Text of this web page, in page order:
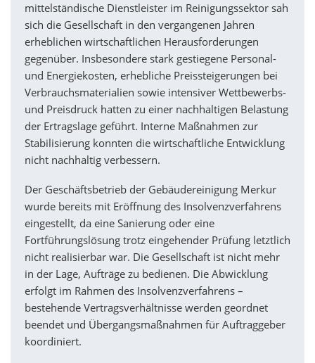
mittelständische Dienstleister im Reinigungssektor sah
sich die Gesellschaft in den vergangenen Jahren
erheblichen wirtschaftlichen Herausforderungen
gegenüber. Insbesondere stark gestiegene Personal-
und Energiekosten, erhebliche Preissteigerungen bei
Verbrauchsmaterialien sowie intensiver Wettbewerbs-
und Preisdruck hatten zu einer nachhaltigen Belastung
der Ertragslage geführt. Interne Maßnahmen zur
Stabilisierung konnten die wirtschaftliche Entwicklung
nicht nachhaltig verbessern.
Der Geschäftsbetrieb der Gebäudereinigung Merkur
wurde bereits mit Eröffnung des Insolvenzverfahrens
eingestellt, da eine Sanierung oder eine
Fortführungslösung trotz eingehender Prüfung letztlich
nicht realisierbar war. Die Gesellschaft ist nicht mehr
in der Lage, Aufträge zu bedienen. Die Abwicklung
erfolgt im Rahmen des Insolvenzverfahrens –
bestehende Vertragsverhältnisse werden geordnet
beendet und Übergangsmaßnahmen für Auftraggeber
koordiniert.